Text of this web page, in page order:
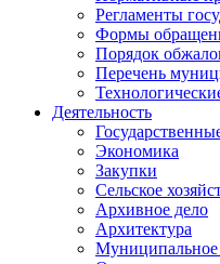
Регламенты
Формы
Порядок
Перечень
Деятельность
Экономика
Закупки
Сельское
Архивное дело
Архитектура
Муниципальное